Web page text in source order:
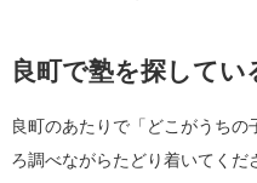
良町で塾を探して
良町のあたりで「どこがうち
ろ調べながらたどり着いてくだ